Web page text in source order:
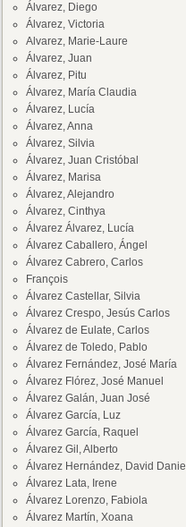
Álvarez, Diego
Álvarez, Victoria
Alvarez, Marie-Laure
Álvarez, Juan
Álvarez, Pitu
Álvarez, María Claudia
Álvarez, Lucía
Álvarez, Anna
Álvarez, Silvia
Álvarez, Juan Cristóbal
Álvarez, Marisa
Álvarez, Alejandro
Álvarez, Cinthya
Álvarez Álvarez, Lucía
Álvarez Caballero, Ángel
Álvarez Cabrero, Carlos
François
Álvarez Castellar, Silvia
Álvarez Crespo, Jesús Carlos
Álvarez de Eulate, Carlos
Álvarez de Toledo, Pablo
Álvarez Fernández, José María
Álvarez Flórez, José Manuel
Álvarez Galán, Juan José
Álvarez García, Luz
Álvarez García, Raquel
Álvarez Gil, Alberto
Álvarez Hernández, David Daniel
Álvarez Lata, Irene
Álvarez Lorenzo, Fabiola
Álvarez Martín, Xoana